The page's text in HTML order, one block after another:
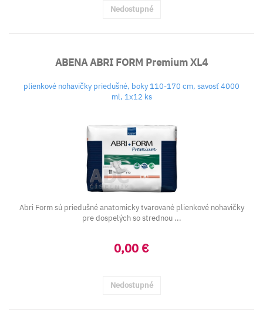
Nedostupné
ABENA ABRI FORM Premium XL4
plienkové nohavičky priedušné, boky 110-170 cm, savosť 4000
ml, 1x12 ks
Abri Form sú priedušné anatomicky tvarované plienkové nohavičky
pre dospelých so strednou ...
0,00 €
Nedostupné